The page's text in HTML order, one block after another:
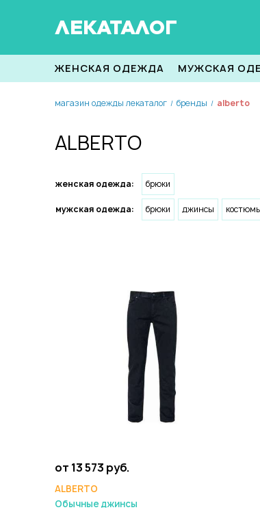
ЛЕКАТАЛОГ
ЖЕНСКАЯ ОДЕЖДА МУЖСКАЯ
магазин одежды лекаталог / бренды / alberto
ALBERTO
женская одежда: брюки
мужская одежда: брюки джинсы
от 13 573 руб.
ALBERTO
Обычные джинсы